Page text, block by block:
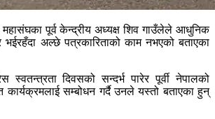
पूर्व केन्द्रीय अध्यक्ष शिव गाउँलेले आधुनिक
भईरहँदा अल्छे पत्रकारिताको काम नभएको बताएका
दिवसको सन्दर्भ पारेर पूर्वी नेपालको
कार्यक्रमलाई सम्बोधन गर्दै उनले यस्तो बताएका हुन्